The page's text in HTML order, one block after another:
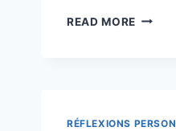
READ MORE MON
MAIS
RÉFLEXIONS